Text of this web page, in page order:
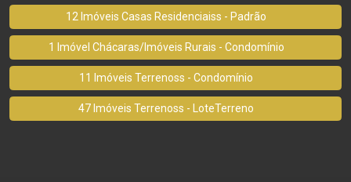
12 Imóveis Casas Residenciaiss - Padrão
1 Imóvel Chácaras/Imóveis Rurais - Condomínio
11 Imóveis Terrenoss - Condomínio
47 Imóveis Terrenoss - LoteTerreno